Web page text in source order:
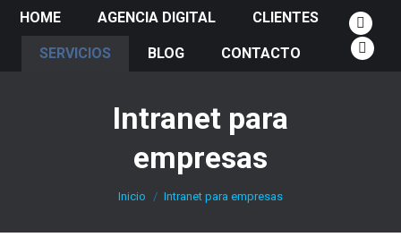
HOME AGENCIA DIGITAL CLIENTES
SERVICIOS BLOG CONTACTO
page
Intranet para
empresas
Estás aquí:
Inicio Intranet para empresas